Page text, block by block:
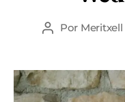
Por